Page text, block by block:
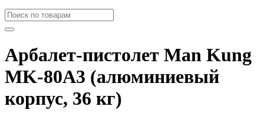
Арбалет-пистолет Man Kung
MK-80A3 (алюминиевый
корпус, 36 кг)